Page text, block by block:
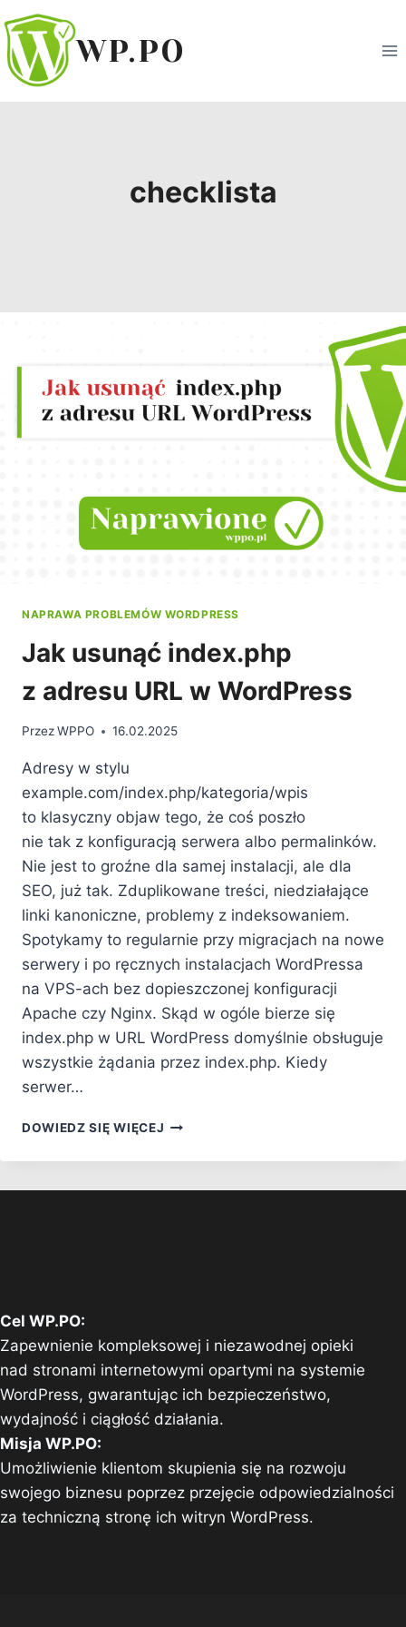
Przejdź
do
treści
WP.PO
checklista
NAPRAWA PROBLEMÓW WORDPRESS
Jak usunąć index.php
z adresu URL w WordPress
PrzezWPPO 16.02.2025
Adresy w stylu
example.com/index.php/kategoria/wpis
to klasyczny objaw tego, że coś poszło
nie tak z konfiguracją serwera albo permalinków.
Nie jest to groźne dla samej instalacji, ale dla
SEO, już tak. Zduplikowane treści, niedziałające
linki kanoniczne, problemy z indeksowaniem.
Spotykamy to regularnie przy migracjach na nowe
serwery i po ręcznych instalacjach WordPressa
na VPS-ach bez dopieszczonej konfiguracji
Apache czy Nginx. Skąd w ogóle bierze się
index.php w URL WordPress domyślnie obsługuje
wszystkie żądania przez index.php. Kiedy
serwer…
DOWIEDZ SIĘ WIĘCEJ JAK
INDEX.PHP
Cel WP.PO:
Zapewnienie kompleksowej i niezawodnej opieki
nad stronami internetowymi opartymi na systemie
WordPress, gwarantując ich bezpieczeństwo,
wydajność i ciągłość działania.
Misja WP.PO:
Umożliwienie klientom skupienia się na rozwoju
swojego biznesu poprzez przejęcie odpowiedzialności
za techniczną stronę ich witryn WordPress.